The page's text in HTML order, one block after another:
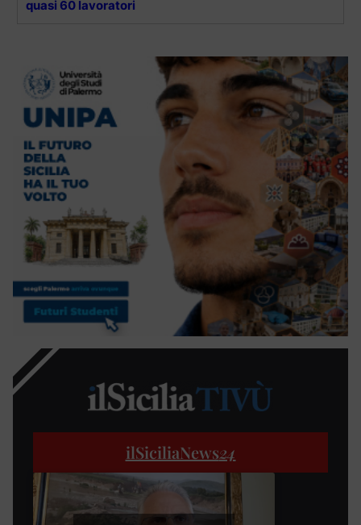
quasi 60 lavoratori
ilSiciliaNews24